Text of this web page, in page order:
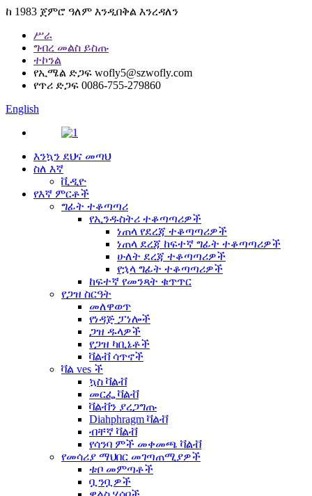
ከ 1983 ጀምሮ ዓለም እንዲበቅል እንረዳለን
ሥራ
ግብረ መልስ ይስጡ
ተኮንል
የኢሜል ድጋፍ wofly5@szwofly.com
የጥሪ ድጋፍ 0086-755-279860
English
እንኳን ደህና መጣህ
ስለ እኛ
ቪዲዮ
የእኛ ምርቶች
ግፊት ተቆጣጣሪ
የኢንዱስትሪ ተቆጣጣሪዎች
ነጠላ የደረጃ ተቆጣጣሪዎች
ነጠላ ደረጃ ከፍተኛ ግፊት ተቆጣጣሪዎች
ሁለት ደረጃ ተቆጣጣሪዎች
የኋላ ግፊት ተቆጣጣሪዎች
ከፍተኛ የመንጻት ቁጥጥር
የጋዝ ስርዓት
መለዋወጥ
የነዳጅ ፓነሎች
ጋዝ ዱላዎች
የጋዝ ካቢኔቶች
ቫልቭ ሳጥኖች
ቫል ves ች
ኳስ ቫልቭ
መርፌ ቫልቭ
ቫልቭን ያረጋግጡ
Diahphragm ቫልቭ
ብቸኛ ቫልቭ
የሳንባ ምች መቀመጫ ቫልቭ
የመሳሪያ ማህበር መገጣጠሚያዎች
ቱቦ መምጣቶች
ቧንቧዎች